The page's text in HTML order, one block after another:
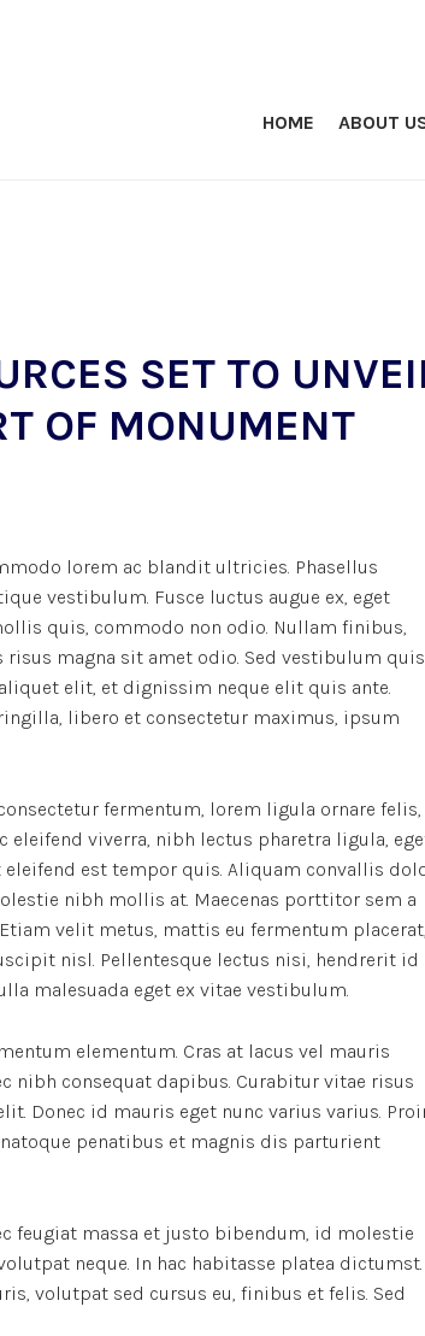
HOME ABOUT
SET TO
OF MONUMENT
lorem ac blandit ultricies. Phasellus
vestibulum. Fusce luctus augue ex, eget
quis, commodo non odio. Nullam finibus,
magna sit amet odio. Sed vestibulum quis
elit, et dignissim neque elit quis ante.
libero et consectetur maximus, ipsum
fermentum, lorem ligula ornare felis,
eleifend viverra, nibh lectus pharetra ligula,
est tempor quis. Aliquam convallis
nibh mollis at. Maecenas porttitor sem a
velit metus, mattis eu fermentum placerat,
nisl. Pellentesque lectus nisi, hendrerit id
malesuada eget ex vitae vestibulum.
elementum. Cras at lacus vel mauris
nibh consequat dapibus. Curabitur vitae risus
Donec id mauris eget nunc varius varius.
penatibus et magnis dis parturient
feugiat massa et justo bibendum, id molestie
neque. In hac habitasse platea dictumst.
volutpat sed cursus eu, finibus et felis. Sed